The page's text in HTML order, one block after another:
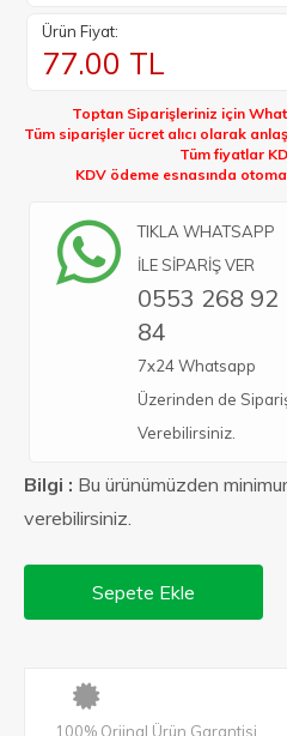
Ürün Fiyat:
77.00 TL
Toptan Siparişleriniz için
Tüm siparişler ücret alıcı olarak
Tüm fiyatlar
KDV ödeme esnasında
TIKLA WHATSAPP
İLE SİPARİŞ VER
0553 268 92
84
7x24 Whatsapp
Üzerinden de
Verebilirsiniz.
Bilgi : Bu ürünümüzden
verebilirsiniz.
Sepete Ekle
100% Orjinal Ürün Garantisi